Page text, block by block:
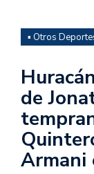
▪ Otros
de
Armani